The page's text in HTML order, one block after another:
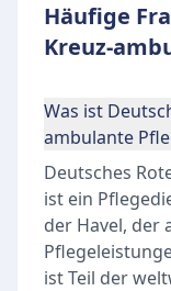
Häufige
Kreuz-
Was ist
ambulante
Deutsches
ist ein
der Havel, der
ist Teil der